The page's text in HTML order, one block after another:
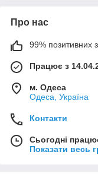
Про нас
99% позитивних з
Працює з
м. Одеса
Одеса, Україна
Контакти
Сьогодні
Показати весь